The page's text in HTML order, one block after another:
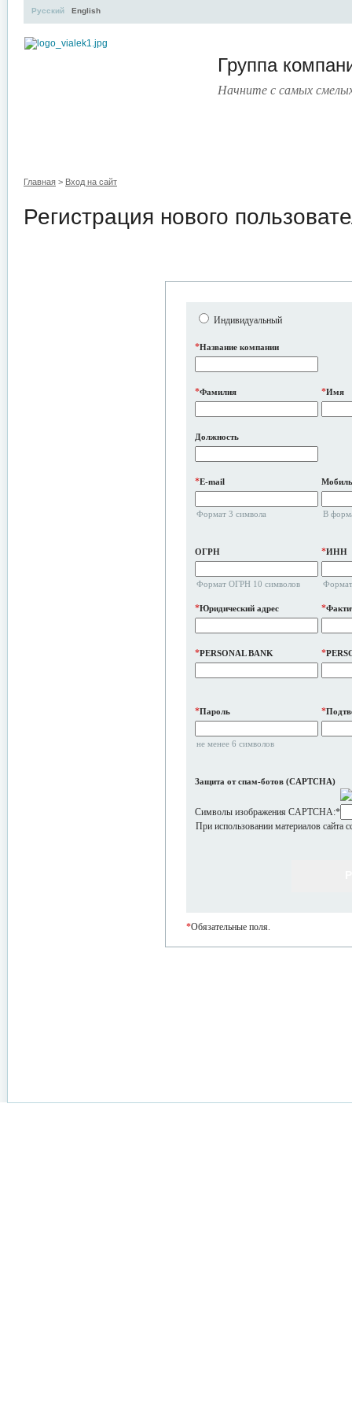
Группа
Начните с самых
Русский English
Главная > Вход на сайт
Регистрация нового
Индивидуальный
*Название компании
*Фамилия *Имя
Должность
*E-mail
Формат 3 символа В
ОГРН
Формат ОГРН 10 символов
*ИНН
*Юридический адрес *
*PERSONAL BANK *
*Пароль
не менее 6 символов
*
Защита от спам-ботов (CAPTCHA)
Символы изображения CAPTCHA:*
При использовании материалов сайта
*Обязательные поля.